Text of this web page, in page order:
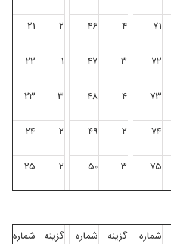
۷۱ ۴ ۴۶ ۲ ۲۱
۷۲ ۳ ۴۷ ۱ ۲۲
۷۳ ۴ ۴۸ ۳ ۲۳
۷۴ ۲ ۴۹ ۲ ۲۴
۷۵ ۳ ۵۰ ۲ ۲۵
شماره گزینه شماره گزینه شماره